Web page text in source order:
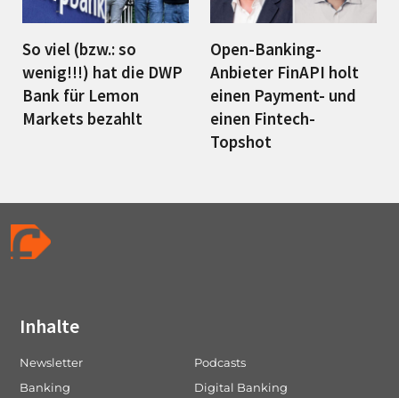
So viel (bzw.: so
wenig!!!) hat die DWP
Bank für Lemon
Markets bezahlt
Open-Banking-
Anbieter FinAPI holt
einen Payment- und
einen Fintech-
Topshot
Inhalte
Newsletter
Podcasts
Banking
Digital Banking